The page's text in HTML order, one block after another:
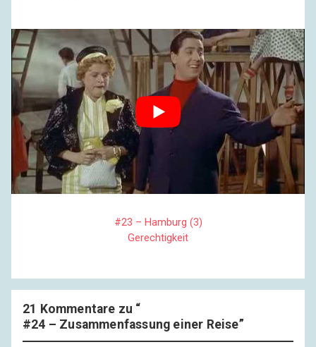
#23 – Hamburg (3)
Gerechtigkeit
21 Kommentare zu “
#24 – Zusammenfassung einer Reise”